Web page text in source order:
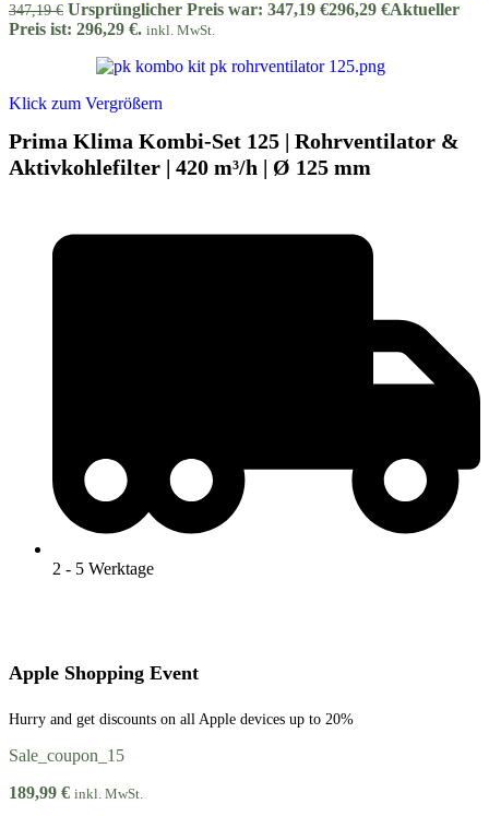
347,19€ Ursprünglicher Preis war: 347,19 €296,29 €Aktueller
Preis ist: 296,29 €. inkl. MwSt.
Klick zum Vergrößern
Prima Klima Kombi-Set 125 | Rohrventilator &
Aktivkohlefilter | 420 m³/h | Ø 125 mm
2 - 5 Werktage
Apple Shopping Event
Hurry and get discounts on all Apple devices up to 20%
Sale_coupon_15
189,99 € inkl. MwSt.